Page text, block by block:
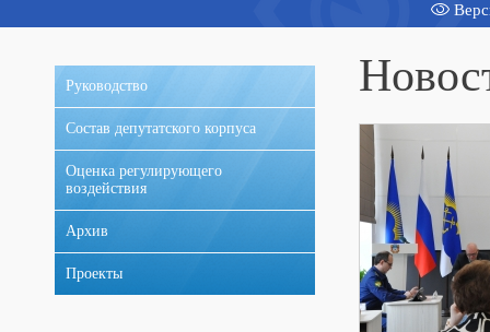
АППАРАТ
Руководство
Состав депутатского корпуса
Оценка регулирующего
воздействия
Архив
Проекты